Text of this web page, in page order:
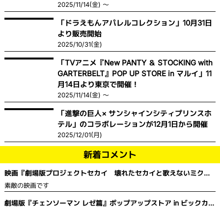
2025/11/14(金) ～
「ドラえもんアパレルコレクション」10月31日
より販売開始
2025/10/31(金)
「TVアニメ『New PANTY ＆ STOCKING with
GARTERBELT』POP UP STORE in マルイ」11
月14日より東京で開催！
2025/11/14(金) ～
「進撃の巨人× サンシャインシティプリンスホ
テル」のコラボレーションが12月1日から開催
2025/12/01(月)
新着コメント
映画『劇場版プロジェクトセカイ 壊れたセカイと歌えないミク』
舞台挨拶＆全国ライブビューイング開催決定！
素敵の映画です
劇場版『チェンソーマン レゼ篇』ポップアップストア in ビックカメ